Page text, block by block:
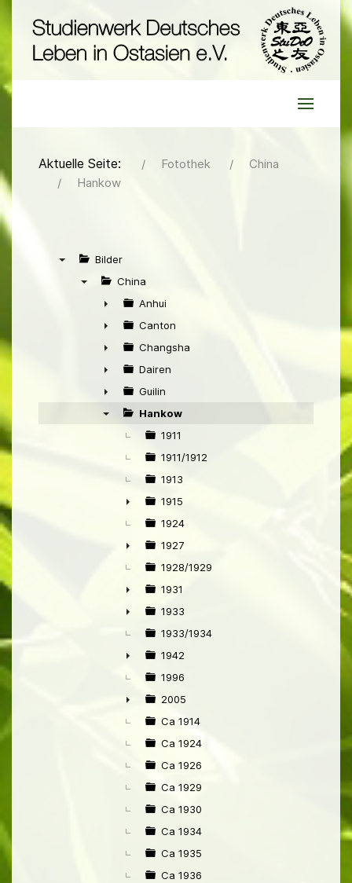
Aktuelle Seite: Fotothek
China
Hankow
Bilder
China
►
Anhui
►
Canton
►
Changsha
►
Dairen
►
Guilin
Hankow
1911
1911/1912
1913
►
1915
1924
►
1927
1928/1929
►
1931
►
1933
1933/1934
►
1942
1996
►
2005
Ca 1914
Ca 1924
Ca 1926
Ca 1929
Ca 1930
Ca 1934
Ca 1935
Ca 1936